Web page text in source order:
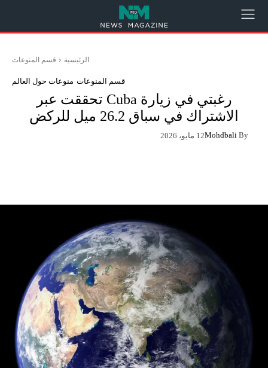
الرئيسية قسم المنوعات
قسم المنوعات منوعات حول العالم
رغبتي في زيارة Cuba تحققت عبر
الاشتراك في سباق 26.2 ميل للركض
By
Mohdbali12 مايو، 2026